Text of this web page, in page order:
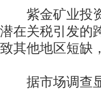
紫金矿业投资
潜在关税引发的
致其他地区短缺
据市场调查显